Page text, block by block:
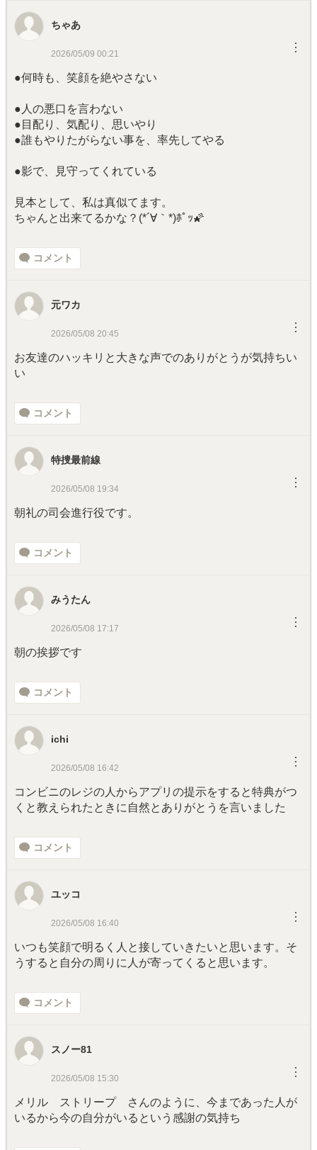
ちゃあ
2026/05/09 00:21 ︙
●何時も、笑顔を絶やさない
●人の悪口を言わない
●目配り、気配り、思いやり
●誰もやりたがらない事を、率先してやる
●影で、見守ってくれている
見本として、私は真似てます。
ちゃんと出来てるかな？(*´∀｀*)ﾎﾟｯ🌠
コメント
元ワカ
2026/05/08 20:45 ︙
お友達のハッキリと大きな声でのありがとうが気持ちい
い
コメント
特捜最前線
2026/05/08 19:34 ︙
朝礼の司会進行役です。
コメント
みうたん
2026/05/08 17:17 ︙
朝の挨拶です
コメント
ichi
2026/05/08 16:42 ︙
コンビニのレジの人からアプリの提示をすると特典がつ
くと教えられたときに自然とありがとうを言いました
コメント
ユッコ
2026/05/08 16:40 ︙
いつも笑顔で明るく人と接していきたいと思います。そ
うすると自分の周りに人が寄ってくると思います。
コメント
スノー81
2026/05/08 15:30 ︙
メリル ストリープ さんのように、今まであった人が
いるから今の自分がいるという感謝の気持ち